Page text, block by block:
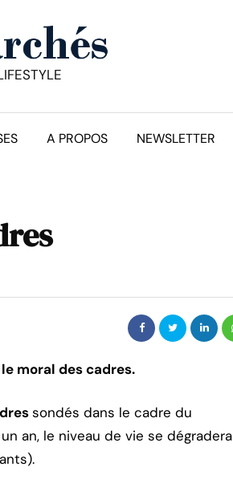
A PROPOS NEWSLETTER
moral des cadres.
sondés dans le cadre du
an, le niveau de vie se dégradera